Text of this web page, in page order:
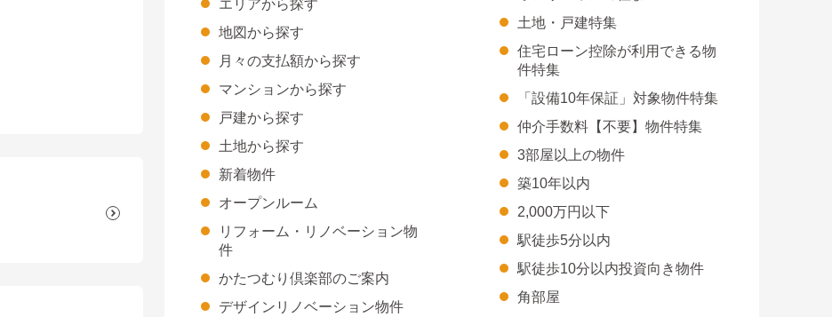
エリアから探す
地図から探す
月々の支払額から探す
マンションから探す
戸建から探す
土地から探す
新着物件
オープンルーム
リフォーム・リノベーション物
件
かたつむり倶楽部のご案内
デザインリノベーション物件
土地・戸建特集
住宅ローン控除が利用できる物
件特集
「設備10年保証」対象物件特集
仲介手数料【不要】物件特集
3部屋以上の物件
築10年以内
2,000万円以下
駅徒歩5分以内
駅徒歩10分以内投資向き物件
角部屋